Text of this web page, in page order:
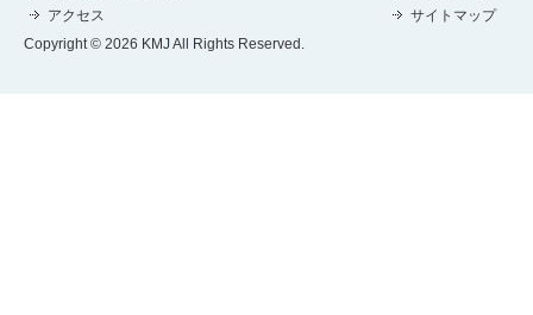
アクセス
サイトマップ
Copyright © 2026 KMJ All Rights Reserved.